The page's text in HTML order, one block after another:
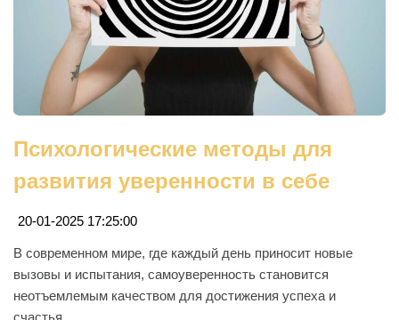
Психологические методы для
развития уверенности в себе
20-01-2025 17:25:00
В современном мире, где каждый день приносит новые
вызовы и испытания, самоуверенность становится
неотъемлемым качеством для достижения успеха и
счастья.